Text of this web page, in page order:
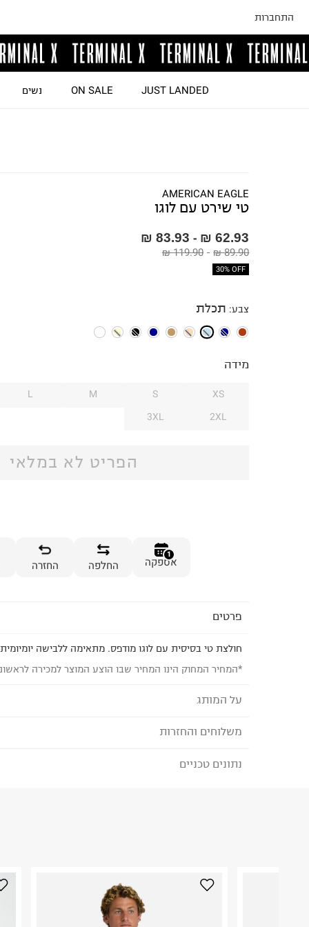
התחברות
JUST LANDED
ON SALE נשים
AMERICAN EAGLE
טי שירט עם לוגו
62.93 ₪
-
83.93 ₪
89.90 ₪
-
119.90 ₪
30% OFF
צבע: תכלת
מידה
XS
S
M
L
2XL
3XL
הפריט לא במלאי
1
אספקה החלפה החזרה
פרטים
חולצת טי בסיסית עם לוגו מודפס. מתאימה ללבישה
*המחיר המחוק הינו המחיר שבו הוצע המוצר למכירה
על המותג
AMERICAN EAGLE - אמריקן איגל
משלוחים והחזרות
לבחירת בשיטת המשלוח המתאימה לכם,
לפני החזרת החבילה, חשוב להדביק את מדבקת
במקום בו הודבקה הכתובת שלכם.
נתונים טכניים